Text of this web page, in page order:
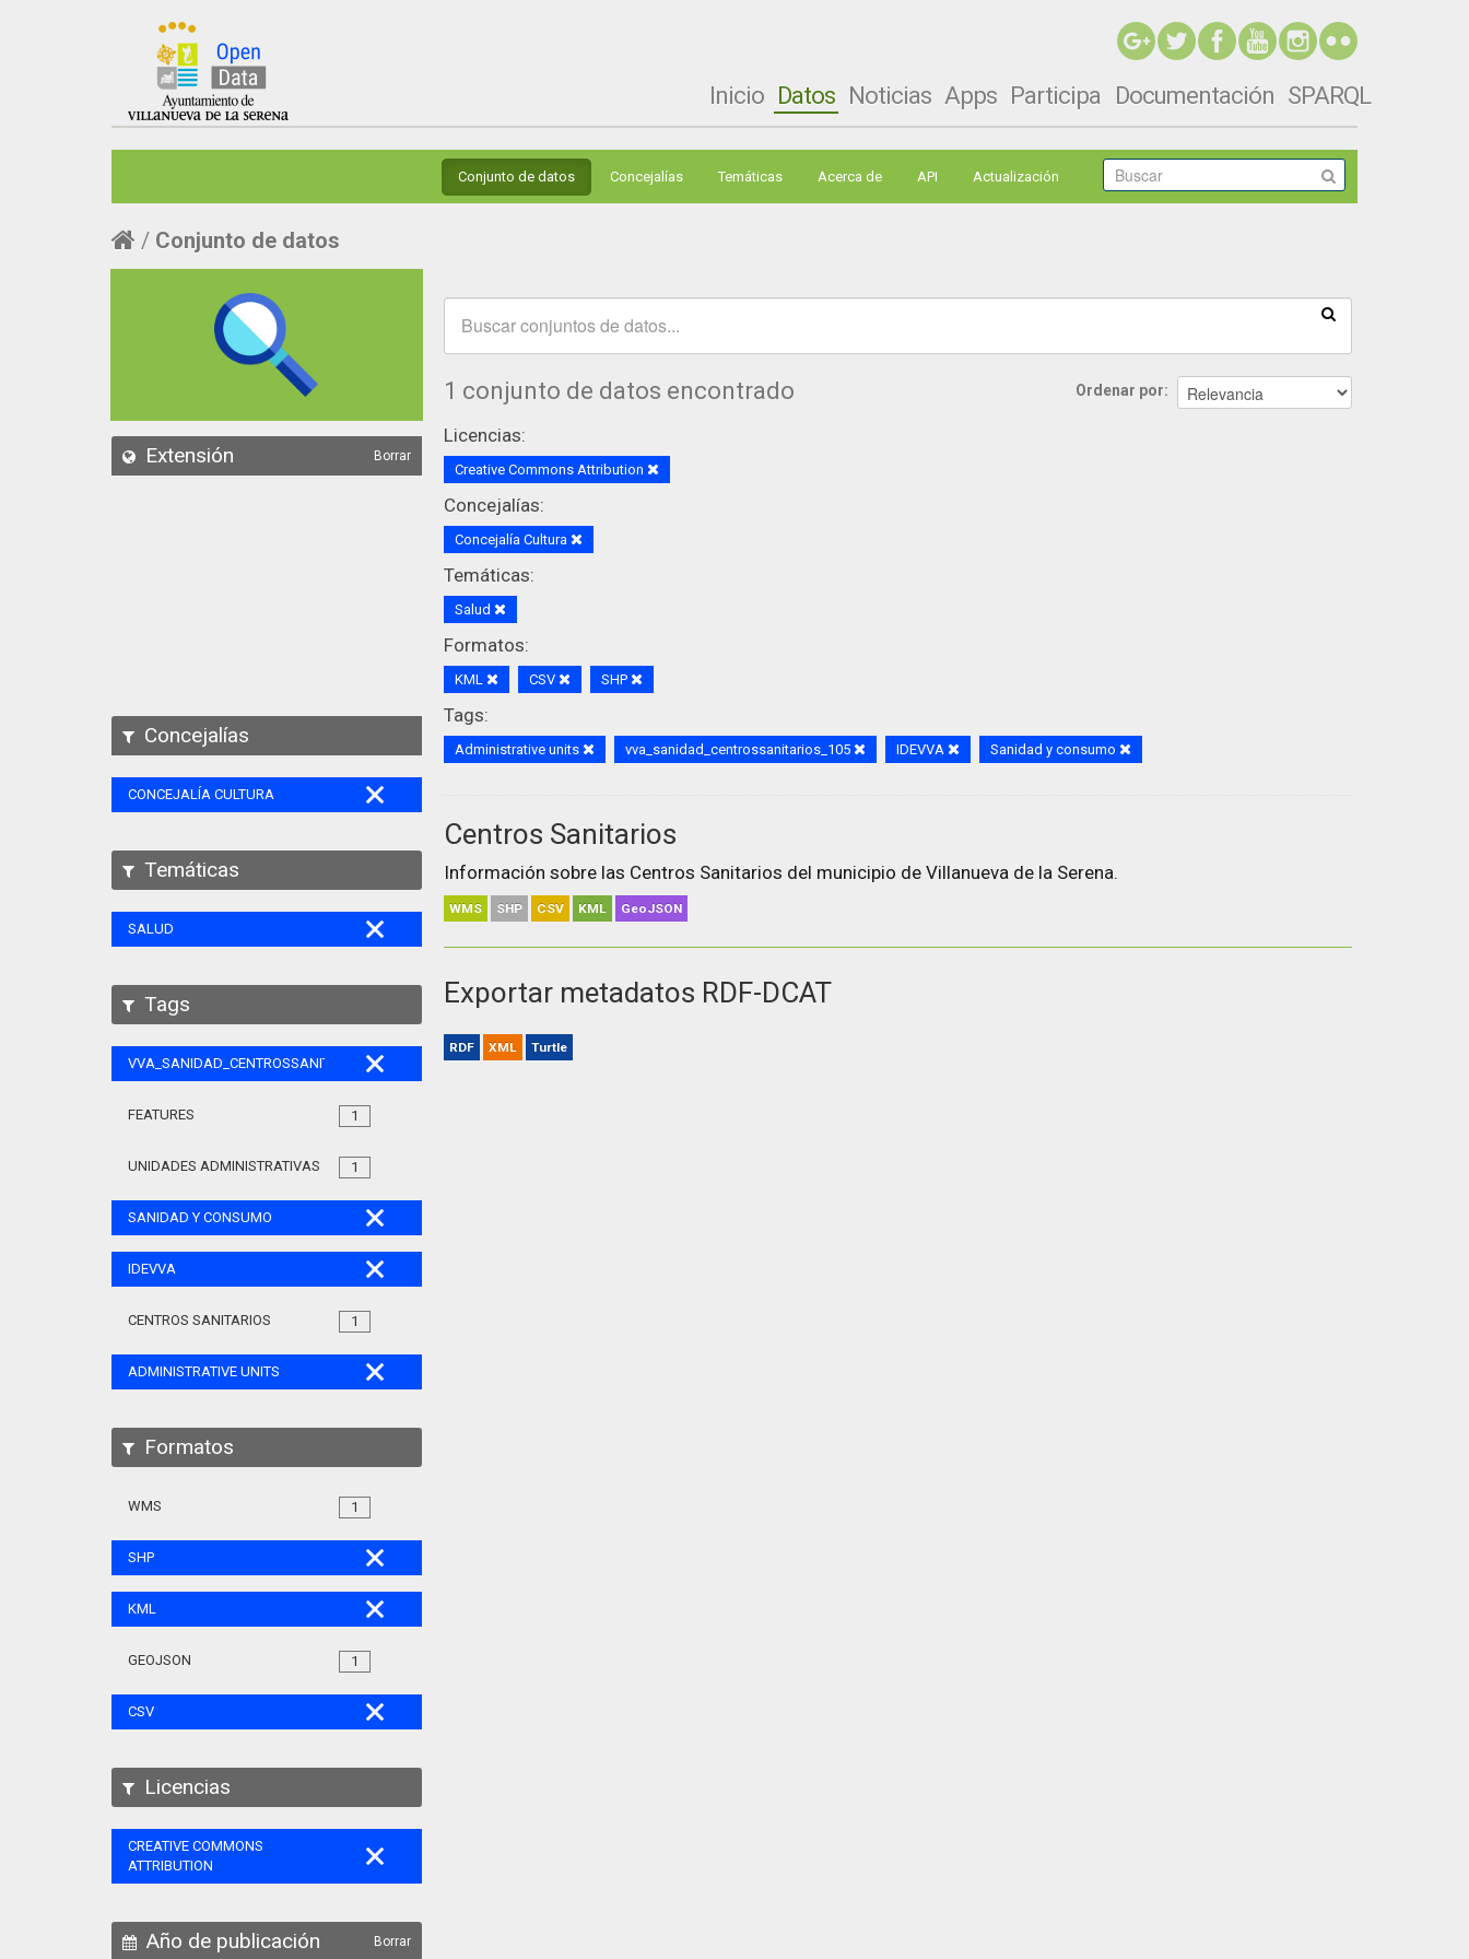
Inicio Datos Noticias Apps Participa Documentación SPARQL
Conjunto de datos Concejalías Temáticas Acerca de API Actualización
Conjunto de datos
Extensión Borrar
Concejalías
CONCEJALÍA CULTURA
Temáticas
SALUD
Tags
VVA_SANIDAD_CENTROSSANITARIOS_105
1
FEATURES
1
UNIDADES ADMINISTRATIVAS
SANIDAD Y CONSUMO
IDEVVA
1
CENTROS SANITARIOS
ADMINISTRATIVE UNITS
Formatos
1
WMS
SHP
KML
1
GEOJSON
CSV
Licencias
CREATIVE COMMONS
ATTRIBUTION
Año de publicación Borrar
Ordenar por
1 conjunto de datos encontrado
Licencias:
Creative Commons Attribution
Concejalías:
Concejalía Cultura
Temáticas:
Salud
Formatos:
KML CSV SHP
Tags:
Administrative units vva_sanidad_centrossanitarios_105 IDEVVA Sanidad y consumo
Centros Sanitarios
Información sobre las Centros Sanitarios del municipio de Villanueva de la Serena.
WMS SHP CSV KML GeoJSON
Exportar metadatos RDF-DCAT
RDF XML Turtle